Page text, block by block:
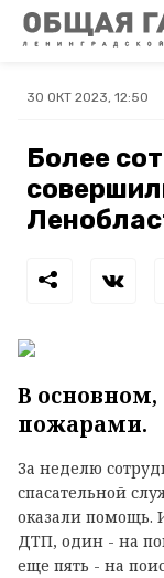
30 ОКТ 2023, 12:50
Более
В
пожарами.
За неделю
спасательной
оказали помощь.
ДТП, один - на
еще пять - на